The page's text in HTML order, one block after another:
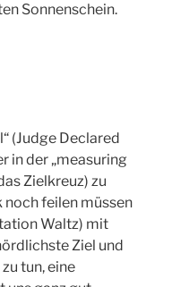
Sonnenschein.
(Judge Declared
in der „measuring
Zielkreuz) zu
noch feilen müssen
Waltz) mit
Ziel und
tun, eine